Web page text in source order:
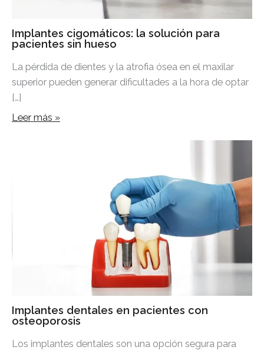
Implantes cigomáticos: la solución para
pacientes sin hueso
La pérdida de dientes y la atrofia ósea en el maxilar
superior pueden generar dificultades a la hora de optar
[…]
Leer más »
Implantes dentales en pacientes con
osteoporosis
Los implantes dentales son una opción segura para